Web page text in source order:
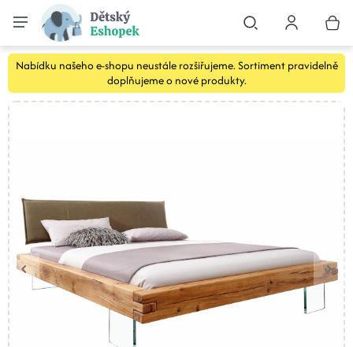
Nabídku našeho e-shopu neustále rozšiřujeme. Sortiment pravidelně
doplňujeme o nové produkty.